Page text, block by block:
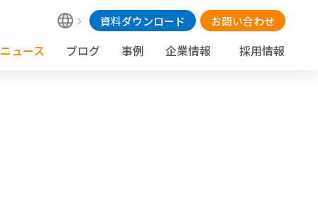
資料ダウンロード お問い合わせ
ニュース ブログ 事例 企業情報 採用情報